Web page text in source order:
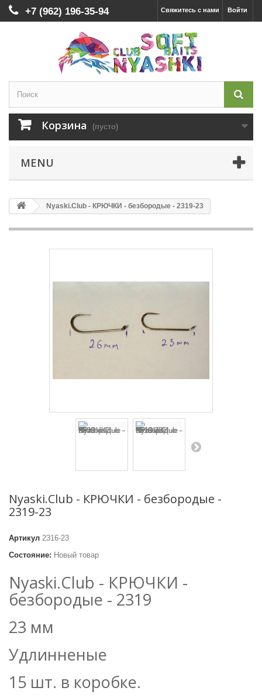
Войти
Свяжитесь с нами
+7 (962) 196-35-94
Корзина (пусто)
MENU
Nyaski.Club - КРЮЧКИ - безбородые - 2319-23
Nyaski.Club - КРЮЧКИ - безбородые -
2319-23
Артикул 2316-23
Состояние: Новый товар
Nyaski.Club - КРЮЧКИ -
безбородые - 2319
23 мм
Удлинненые
15 шт. в коробке.